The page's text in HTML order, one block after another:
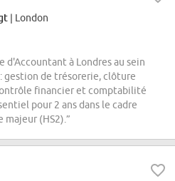
| London
d'Accountant à Londres au sein
gestion de trésorerie, clôture
financier et comptabilité
pour 2 ans dans le cadre
(HS2).”